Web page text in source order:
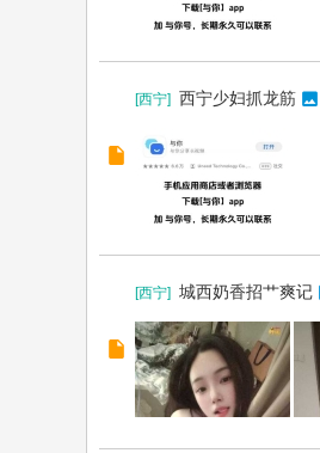
[西宁] 西宁少妇抓龙筋
[西宁] 城西奶香招艹爽记